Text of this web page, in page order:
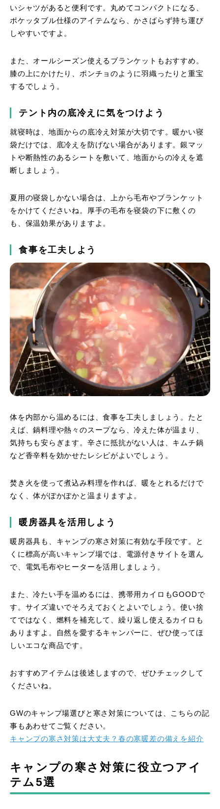
いシャツがあると便利です。丸めてコンパクトになる、
ポケッタブル仕様のアイテムなら、かさばらず持ち運び
しやすいですよ。
また、オールシーズン使えるブランケットもおすすめ。
膝の上にかけたり、ポンチョのように羽織ったりと重宝
するでしょう。
テント内の底冷えに気をつけよう
就寝時は、地面からの底冷え対策が大切です。暖かい寝
袋だけでは、底冷えを防げない場合があります。銀マッ
トや断熱性のあるシートを敷いて、地面からの冷えを遮
断しましょう。
夏用の寝袋しかない場合は、上から毛布やブランケット
をかけてくださいね。厚手の毛布を寝袋の下に敷くの
も、保温効果がありますよ。
食事を工夫しよう
体を内部から温めるには、食事を工夫しましょう。たと
えば、鍋料理や熱々のスープなら、冷えた体が温まり、
気持ちも安らぎます。辛さに抵抗がない人は、キムチ鍋
など香辛料を効かせたレシピがよいでしょう。
焚き火を使って煮込み料理を作れば、暖をとれるだけで
なく、体がぽかぽかと温まりますよ。
暖房器具を活用しよう
暖房器具も、キャンプの寒さ対策に有効な手段です。と
くに標高が高いキャンプ場では、電源付きサイトを選ん
で、電気毛布やヒーターを活用しましょう。
また、冷たい手を温めるには、携帯用カイロもGOODで
す。サイズ違いでそろえておくとよいでしょう。使い捨
てではなく、燃料を補充して、繰り返し使えるカイロも
ありますよ。自然を愛するキャンパーに、ぜひ使ってほ
しいエコな商品です。
おすすめアイテムは後述しますので、ぜひチェックして
くださいね。
GWのキャンプ場選びと寒さ対策については、こちらの記
事もあわせてご覧ください。
キャンプの寒さ対策は大丈夫？春の寒暖差の備えを紹介
キャンプの寒さ対策に役立つアイ
テム5選